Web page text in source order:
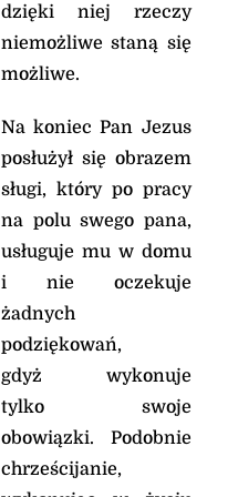
dzięki niej rzeczy
niemożliwe staną się
możliwe.
Na koniec Pan Jezus
posłużył się obrazem
sługi, który po pracy
na polu swego pana,
usługuje mu w domu
i nie oczekuje
żadnych
podziękowań,
gdyż wykonuje
tylko swoje
obowiązki. Podobnie
chrześcijanie,